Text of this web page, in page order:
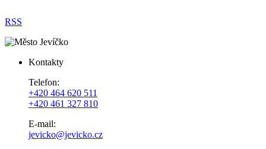
RSS
Kontakty
Telefon:
+420 464 620 511
+420 461 327 810
E-mail:
jevicko@jevicko.cz